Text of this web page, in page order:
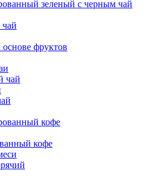
зеленый с черным чай
фруктов
чай
кофе
кофе